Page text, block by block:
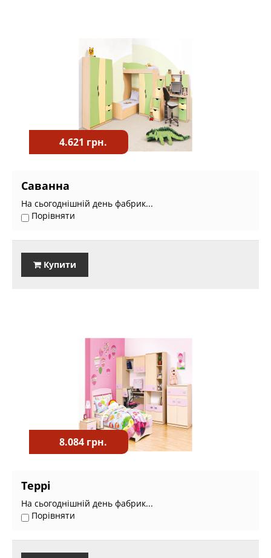
4.621 грн.
Саванна
На сьогоднішній день фабрик...
Порівняти
Купити
8.084 грн.
Террі
На сьогоднішній день фабрик...
Порівняти